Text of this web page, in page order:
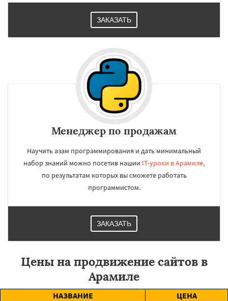
ЗАКАЗАТЬ
Менеджер по продажам
Научить азам программирования и дать минимальный
набор знаний можно посетив нашии IT-уроки в Арамиле,
по результатам которых вы сможете работать
программистом.
ЗАКАЗАТЬ
Цены на продвижение сайтов в
Арамиле
НАЗВАНИЕ
ЦЕНА